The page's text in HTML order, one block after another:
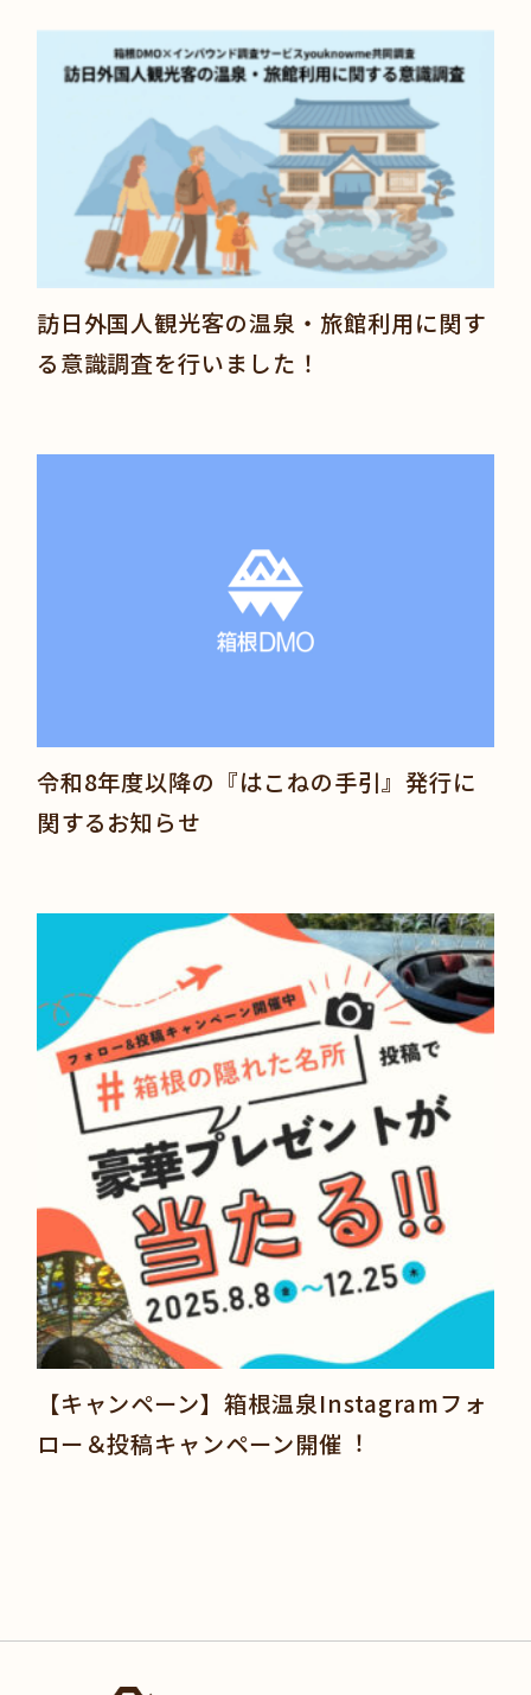
訪日外国人観光客の温泉・旅館利用に関す
る意識調査を行いました！
令和8年度以降の『はこねの手引』発行に
関するお知らせ
【キャンペーン】箱根温泉Instagramフォ
ロー＆投稿キャンペーン開催︕